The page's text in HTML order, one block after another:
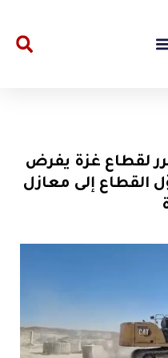
لقطاع غزة يفرض
القطاع إلى معازل